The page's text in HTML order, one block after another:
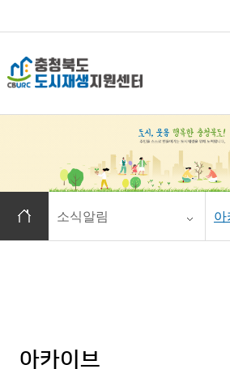
충
홈으로 이동
소식알림 아
아카이브